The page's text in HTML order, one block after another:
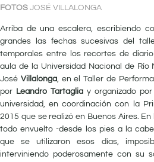
FOTOS JOSÉ VILLALONGA
Arriba de una escalera, escribiendo
grandes las fechas sucesivas del
temporales entre los recortes de
aula de la Universidad Nacional de Río
José Villalonga, en el Taller de
por Leandro Tartagliay organizado
universidad, en coordinación con la
2015 que se realizó en Buenos Aires.
todo envuelto -desde los pies a la
que se utilizaron esos días,
interviniendo poderosamente con su